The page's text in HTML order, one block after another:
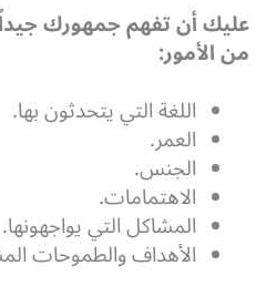
عليك أن تفهم جمهورك
من الأمور:
اللغة التي يتحدثون بها.
العمر.
الجنس.
الاهتمامات.
المشاكل التي يواجهونها.
الأهداف والطموحات